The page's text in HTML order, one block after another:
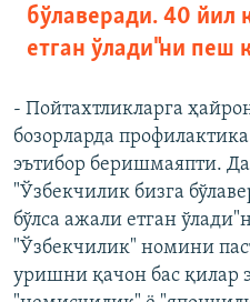
бўлаверади. 40 йил
етган ўлади"ни пеш
- Пойтахтликларга
бозорларда
эътибор беришмаяпти.
"Ўзбекчилик бизга
бўлса ажали етган
"Ўзбекчилик" номини
уришни қачон бас қилар